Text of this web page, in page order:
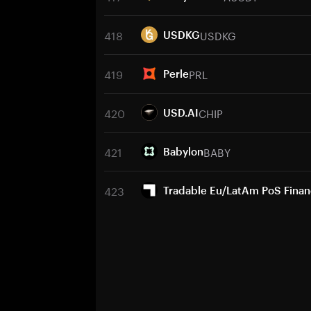
418 USDKGUSDKG
419 PerlePRL
420 USD.AICHIP
421 BabylonBABY
423 Tradable Eu/LatAm PoS